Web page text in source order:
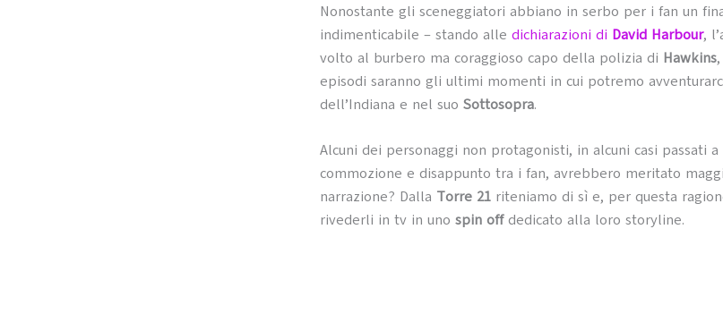
Nonostante gli sceneggiatori abbiano in serbo per i fan un
indimenticabile – stando alle dichiarazioni di David Harbour,
volto al burbero ma coraggioso capo della polizia di Hawkins,
episodi saranno gli ultimi momenti in cui potremo
dell’Indiana e nel suo Sottosopra.
Alcuni dei personaggi non protagonisti, in alcuni casi passati
commozione e disappunto tra i fan, avrebbero meritato
narrazione? Dalla Torre 21 riteniamo di sì e, per questa
rivederli in tv in uno spin offdedicato alla loro storyline.